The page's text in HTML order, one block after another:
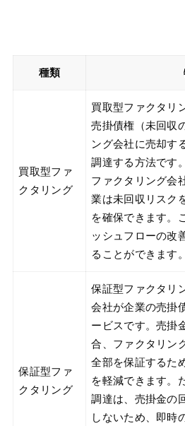
種類
買取型ファ
クタリング
買取型ファクタリ
売掛債権（未回収
ング会社に売却す
調達する方法です
ファクタリング会
業は未回収リスク
を確保できます。
ッシュフローの改
ることができます。
保証型ファ
クタリング
保証型ファクタリ
会社が企業の売掛
ービスです。売掛
合、ファクタリン
全部を保証するた
を軽減できます。
調達は、売掛金の
しないため、即時